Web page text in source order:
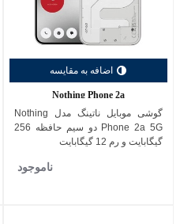
اضافه به مقایسه
Nothing Phone 2a
گوشی موبایل ناتینگ مدل Nothing
Phone 2a 5G دو سیم حافظه 256
گیگابایت و رم 12 گیگابایت
ناموجود